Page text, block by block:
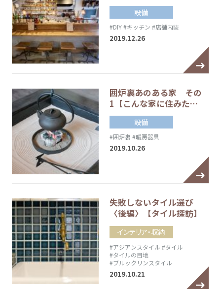
設備
#DIY#キッチン #店舗内装
2019.12.26
囲炉裏あのある家 その
1【こんな家に住みた…
設備
#囲炉裏 #暖房器具
2019.10.26
失敗しないタイル選び
〈後編〉【タイル探訪】
インテリア・収納
#アジアンスタイル #タイル
#タイルの目地
#ブルックリンスタイル
2019.10.21